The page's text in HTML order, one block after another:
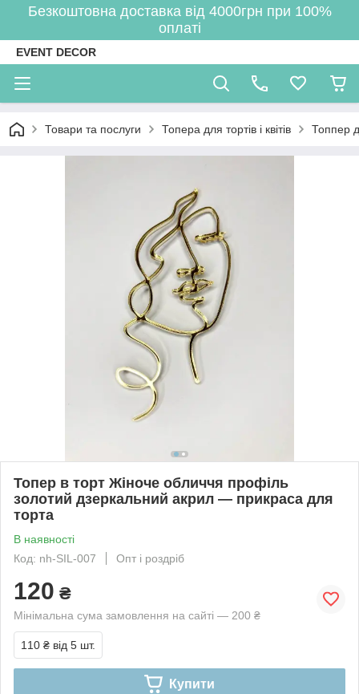
Безкоштовна доставка від 4000грн при 100%
оплаті
EVENT DECOR
Товари та послуги Топера для тортів і квітів Топпер
Топер в торт Жіноче обличчя профіль
золотий дзеркальний акрил — прикраса для
торта
В наявності
Код: nh-SIL-007
Опт і роздріб
120 ₴
Мінімальна сума замовлення на сайті — 200 ₴
110 ₴ від 5 шт.
Купити